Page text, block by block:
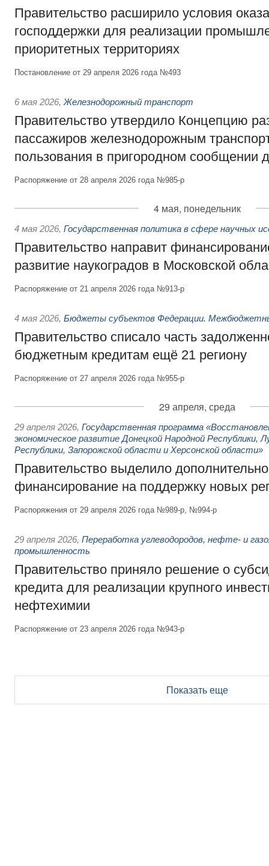
Правительство расширило условия
господдержки для реализации
приоритетных территориях
Постановление от 29 апреля 2026 года №493
6 мая 2026, Железнодорожный транспорт
Правительство утвердило Концепцию
пассажиров железнодорожным
пользования в пригородном сообщении
Распоряжение от 28 апреля 2026 года №985-р
4 мая, понедельник
4 мая 2026, Государственная политика в сфере научных
Правительство направит
развитие наукоградов в Московской
Распоряжение от 21 апреля 2026 года №913-р
4 мая 2026, Бюджеты субъектов Федерации.
Правительство списало часть
бюджетным кредитам ещё 21 региону
Распоряжение от 27 апреля 2026 года №955-р
29 апреля, среда
29 апреля 2026, Государственная программа
экономическое развитие Донецкой Народной Республики,
Республики, Запорожской области и Херсонской области»
Правительство выделило
финансирование на поддержку новых
Распоряжения от 29 апреля 2026 года №989-р, №994-р
29 апреля 2026, Переработка углеводородов, нефте- и
промышленность
Правительство приняло решение о
кредита для реализации крупного
нефтехимии
Распоряжение от 23 апреля 2026 года №943-р
Показать еще